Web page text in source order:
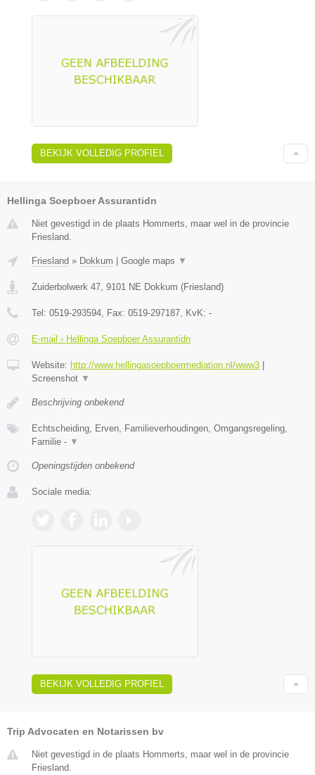
BEKIJK VOLLEDIG PROFIEL
Hellinga Soepboer Assurantidn
Niet gevestigd in de plaats Hommerts, maar wel in de provincie
Friesland.
Friesland » Dokkum Google maps ▼
Zuiderbolwerk 47, 9101 NE Dokkum (Friesland)
Tel: 0519-293594, Fax: 0519-297187, KvK: -
E-mail › Hellinga Soepboer Assurantidn
Website: http://www.hellingasoepboermediation.nl/www3
Screenshot ▼
Beschrijving onbekend
Echtscheiding, Erven, Familieverhoudingen, Omgangsregeling,
Familie - ▼
Openingstijden onbekend
Sociale media:
BEKIJK VOLLEDIG PROFIEL
Trip Advocaten en Notarissen bv
Niet gevestigd in de plaats Hommerts, maar wel in de provincie
Friesland.